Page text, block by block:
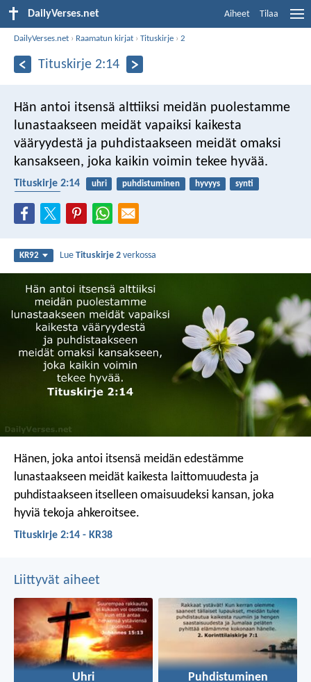
DailyVerses.net Aiheet Tilaa
DailyVerses.net › Raamatun kirjat ›Tituskirje ›2
Tituskirje 2:14
Hän antoi itsensä alttiiksi meidän puolestamme
lunastaakseen meidät vapaiksi kaikesta
vääryydestä ja puhdistaakseen meidät omaksi
kansakseen, joka kaikin voimin tekee hyvää.
Tituskirje 2:14 uhri puhdistuminen hyvyys
synti
KR92 LueTituskirje 2 verkossa
Hänen, joka antoi itsensä meidän edestämme
lunastaakseen meidät kaikesta laittomuudesta ja
puhdistaakseen itselleen omaisuudeksi kansan, joka
hyviä tekoja ahkeroitsee.
Tituskirje 2:14 - KR38
Liittyvät aiheet
Uhri Puhdistuminen